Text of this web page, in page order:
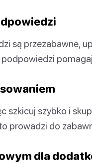
są przezabawne,
szkicuj szybko i
prowadzi do
dla